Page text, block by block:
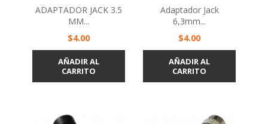
ADAPTADOR JACK 3.5
MM...
Precio
$4.00
AÑADIR AL
CARRITO
Adaptador Jack
6,3mm...
Precio
$4.00
AÑADIR AL
CARRITO